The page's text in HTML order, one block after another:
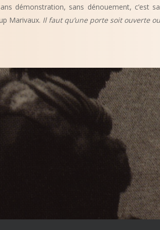
démonstration, sans dénouement, c’est
Marivaux. Il faut qu’une porte soit ouverte